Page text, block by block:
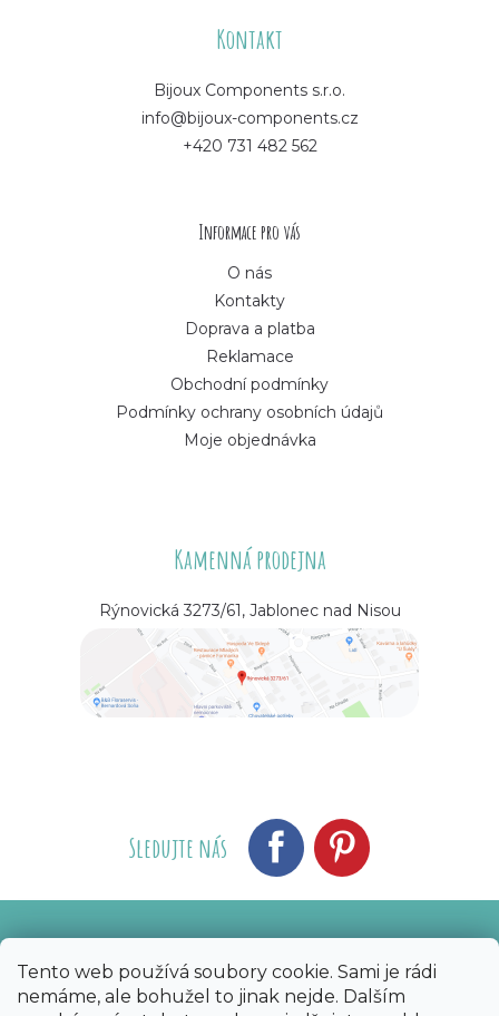
Tento web používá soubory cookie. Sami je rádi
nemáme, ale bohužel to jinak nejde. Dalším
Kontakt
Bijoux Components s.r.o.
info@bijoux-components.cz
+420 731 482 562
Informace pro vás
O nás
Kontakty
Doprava a platba
Reklamace
Obchodní podmínky
Podmínky ochrany osobních údajů
Moje objednávka
Kamenná prodejna
Rýnovická 3273/61, Jablonec nad Nisou
Sledujte nás